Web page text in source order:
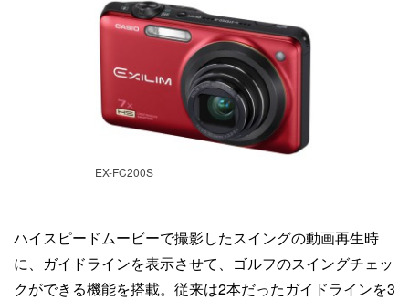
EX-FC200S
ハイスピードムービーで撮影したスイングの動画再生時
に、ガイドラインを表示させて、ゴルフのスイングチェッ
クができる機能を搭載。従来は2本だったガイドラインを3